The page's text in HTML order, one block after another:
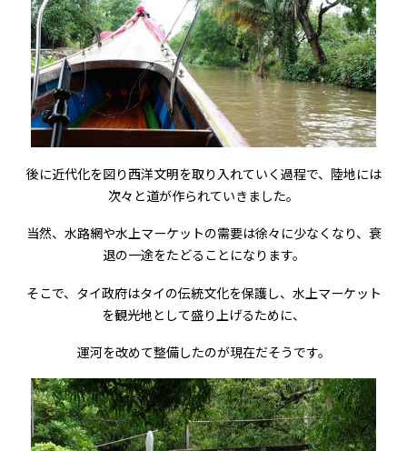
後に近代化を図り西洋文明を取り入れていく過程で、陸地には
次々と道が作られていきました。
当然、水路網や水上マーケットの需要は徐々に少なくなり、衰
退の一途をたどることになります。
そこで、タイ政府はタイの伝統文化を保護し、水上マーケット
を観光地として盛り上げるために、
運河を改めて整備したのが現在だそうです。